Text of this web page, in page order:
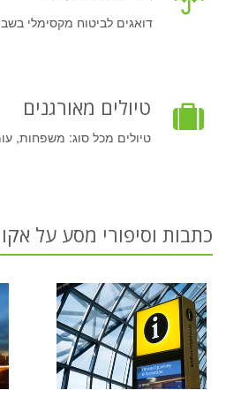
דואגים לביטוח מקסימלי
טיולים מאורגנים
טיולים מכל סוג: משפחות,
כתבות וסיפורי מסע על